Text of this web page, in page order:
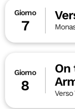
Giorno
7
Giorno
8
On
Verso